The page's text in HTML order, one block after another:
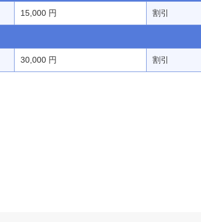
15,000 円 割引
30,000 円 割引